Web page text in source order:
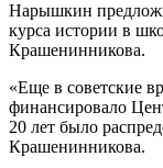
Нарышкин
курса истории в
Крашенинникова.
«Еще в советские
финансировало
20 лет было
Крашенинникова.